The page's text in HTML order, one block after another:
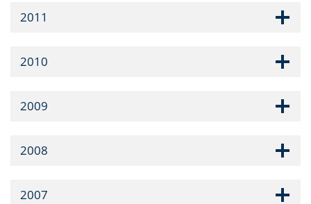
2011
2010
2009
2008
2007